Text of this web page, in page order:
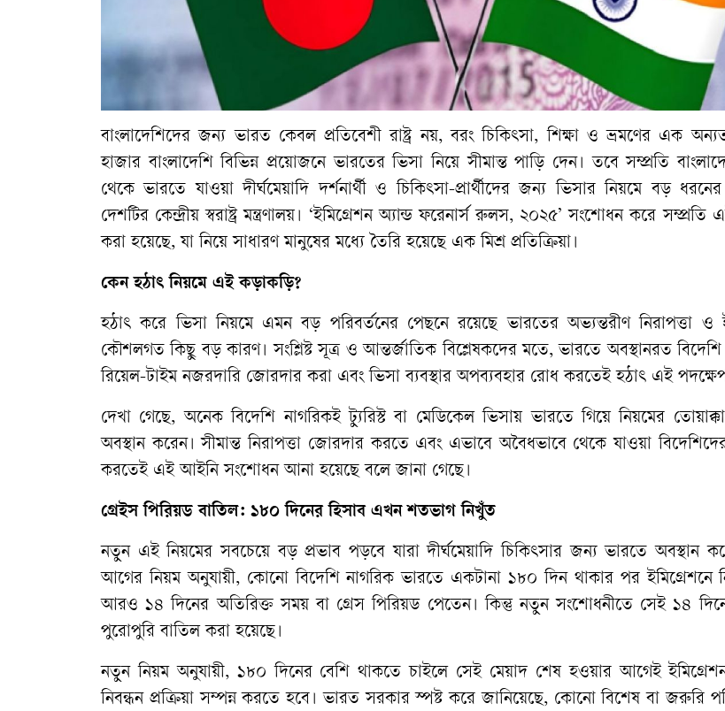
বাংলাদেশিদের জন্য ভারত কেবল প্রতিবেশী রাষ্ট্র নয়, বরং চিকিৎসা, শিক্ষা ও ভ্রমণের এক
হাজার বাংলাদেশি বিভিন্ন প্রয়োজনে ভারতের ভিসা নিয়ে সীমান্ত পাড়ি দেন। তবে সম্প্রতি
থেকে ভারতে যাওয়া দীর্ঘমেয়াদি দর্শনার্থী ও চিকিৎসা-প্রার্থীদের জন্য ভিসার নিয়মে বড় ধরনের
দেশটির কেন্দ্রীয় স্বরাষ্ট্র মন্ত্রণালয়। ‘ইমিগ্রেশন অ্যান্ড ফরেনার্স রুলস, ২০২৫’সংশোধন করে সম্প্রতি
করা হয়েছে, যা নিয়ে সাধারণ মানুষের মধ্যে তৈরি হয়েছে এক মিশ্র প্রতিক্রিয়া।
কেন হঠাৎ নিয়মে এই কড়াকড়ি?
হঠাৎ করে ভিসা নিয়মে এমন বড় পরিবর্তনের পেছনে রয়েছে ভারতের অভ্যন্তরীণ নিরাপত্তা ও
কৌশলগত কিছু বড় কারণ। সংশ্লিষ্ট সূত্র ও আন্তর্জাতিক বিশ্লেষকদের মতে,ভারতে অবস্থানরত বিদেশি
রিয়েল-টাইম নজরদারি জোরদার করা এবং ভিসা ব্যবস্থার অপব্যবহার রোধ করতেই হঠাৎ এই
দেখা গেছে, অনেক বিদেশি নাগরিকই ট্যুরিস্ট বা মেডিকেল ভিসায় ভারতে গিয়ে নিয়মের তোয়াক্কা
অবস্থান করেন। সীমান্ত নিরাপত্তা জোরদার করতে এবং এভাবে অবৈধভাবে থেকে যাওয়া
করতেই এই আইনি সংশোধন আনা হয়েছে বলে জানা গেছে।
গ্রেইস পিরিয়ড বাতিল: ১৮০ দিনের হিসাব এখন শতভাগ নিখুঁত
নতুন এই নিয়মের সবচেয়ে বড় প্রভাব পড়বে যারা দীর্ঘমেয়াদি চিকিৎসার জন্য ভারতে অবস্থান
আগের নিয়ম অনুযায়ী, কোনো বিদেশি নাগরিক ভারতে একটানা ১৮০ দিন থাকার পর ইমিগ্রেশনে
আরও ১৪ দিনের অতিরিক্ত সময় বা গ্রেস পিরিয়ড পেতেন। কিন্তু নতুন সংশোধনীতে সেই ১৪
পুরোপুরি বাতিল করা হয়েছে।
নতুন নিয়ম অনুযায়ী, ১৮০ দিনের বেশি থাকতে চাইলে সেই মেয়াদ শেষ হওয়ার আগেই
নিবন্ধন প্রক্রিয়া সম্পন্ন করতে হবে। ভারত সরকার স্পষ্ট করে জানিয়েছে, কোনো বিশেষ বা জরুরি